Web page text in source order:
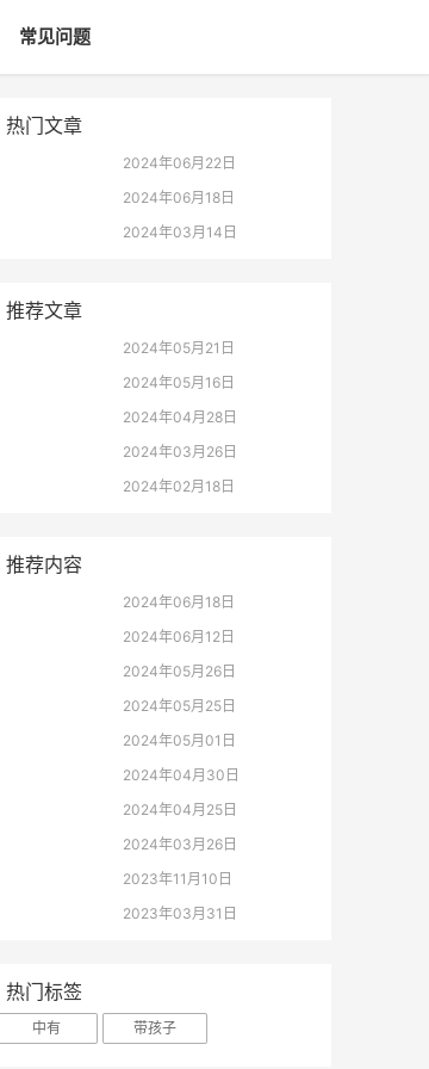
常见问题
热门文章
2024年06月22日
2024年06月18日
2024年03月14日
推荐文章
2024年05月21日
2024年05月16日
2024年04月28日
2024年03月26日
2024年02月18日
推荐内容
2024年06月18日
2024年06月12日
2024年05月26日
2024年05月25日
2024年05月01日
2024年04月30日
2024年04月25日
2024年03月26日
2023年11月10日
2023年03月31日
热门标签
中有 带孩子